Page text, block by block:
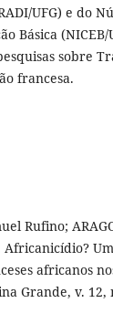
UFG) e do
Básica
sobre
francesa.
Rufino;
africanos
Grande, v. 12,